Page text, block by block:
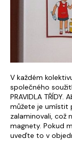
V každém
společného
PRAVIDLA
můžete je umístit
zalaminovali, což
magnety. Pokud
uveďte to v